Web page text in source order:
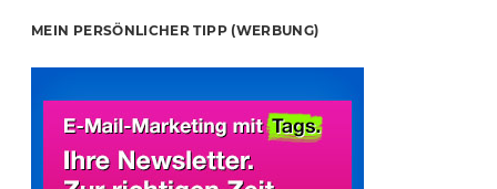
MEIN PERSÖNLICHER TIPP (WERBUNG)